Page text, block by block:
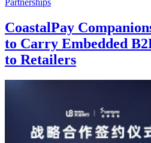
Partnerships
CoastalPay
to Carry Embedded
to Retailers